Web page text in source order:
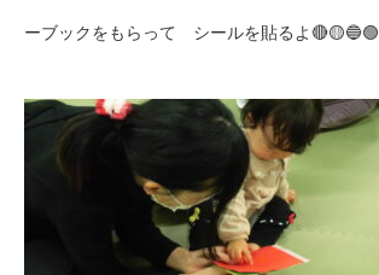
ーブックをもらって シールを貼るよ🔴🟡🔵🟢